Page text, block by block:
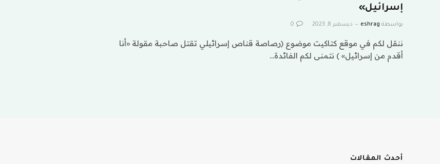
إسرائيل»
بواسطة eshrag ديسمبر 8, 2023 0
ننقل لكم في موقع كتاكيت موضوع (رصاصة قناص إسرائيلي تقتل صاحبة مقولة «أنا
أقدم من إسرائيل» ) نتمنى لكم الفائدة…
أحدث المقالات